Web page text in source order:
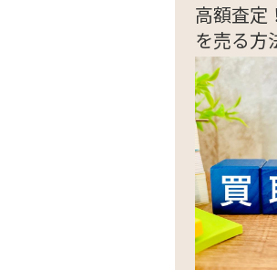
高額査定
を売る方